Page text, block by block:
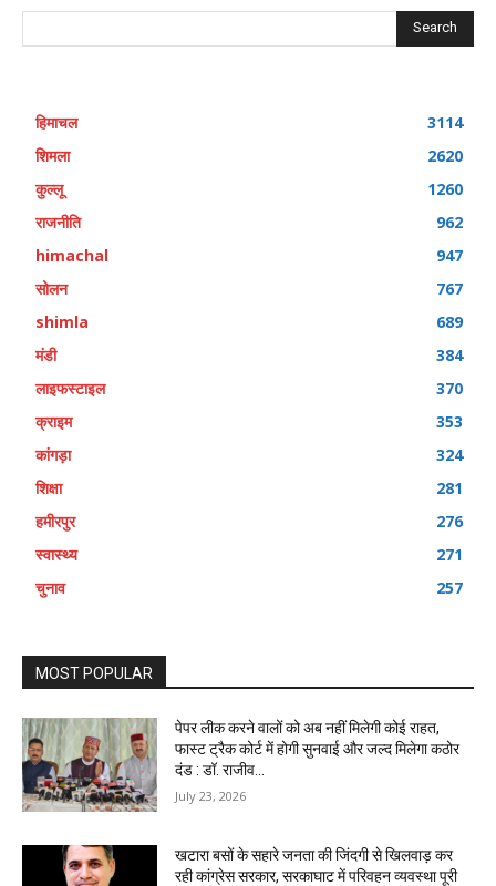
Search
हिमाचल
3114
शिमला
2620
कुल्लू
1260
राजनीति
962
himachal
947
सोलन
767
shimla
689
मंडी
384
लाइफस्टाइल
370
क्राइम
353
कांगड़ा
324
शिक्षा
281
हमीरपुर
276
स्वास्थ्य
271
चुनाव
257
MOST POPULAR
पेपर लीक करने वालों को अब नहीं मिलेगी कोई राहत,
फास्ट ट्रैक कोर्ट में होगी सुनवाई और जल्द मिलेगा कठोर
दंड : डॉ. राजीव...
July 23, 2026
खटारा बसों के सहारे जनता की जिंदगी से खिलवाड़ कर
रही कांग्रेस सरकार, सरकाघाट में परिवहन व्यवस्था पूरी